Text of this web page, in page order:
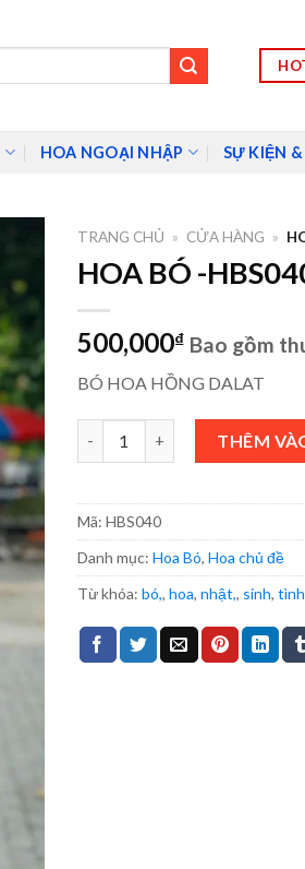
HOA NGOẠI NHẬP SỰ KIỆN
TRANG CHỦ » CỬA HÀNG »
HOA BÓ -
500,000₫ Bao gồm
BÓ HOA HỒNG DALAT
HOA BÓ -HBS040 số lượng
THÊM
Mã: HBS040
Danh mục: Hoa Bó, Hoa chủ đề
Từ khóa: bó,, hoa, nhật,, sinh, tình